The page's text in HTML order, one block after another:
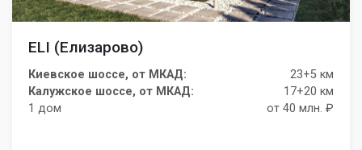
ELI (Елизарово)
Киевское шоссе, от МКАД:
23+5 км
Калужское шоссе, от МКАД:
17+20 км
1 дом
от 40 млн. ₽